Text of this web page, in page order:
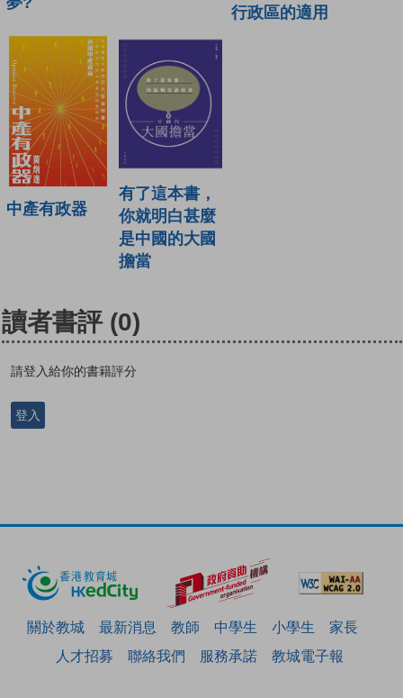
行政區的適用
中產有政器
有了這本書，
你就明白甚麼
是中國的大國
擔當
讀者書評 (0)
請登入給你的書籍評分
登入
關於教城 最新消息 教師 中學生 小學生
家長
人才招募
聯絡我們 服務承諾 教城電子報